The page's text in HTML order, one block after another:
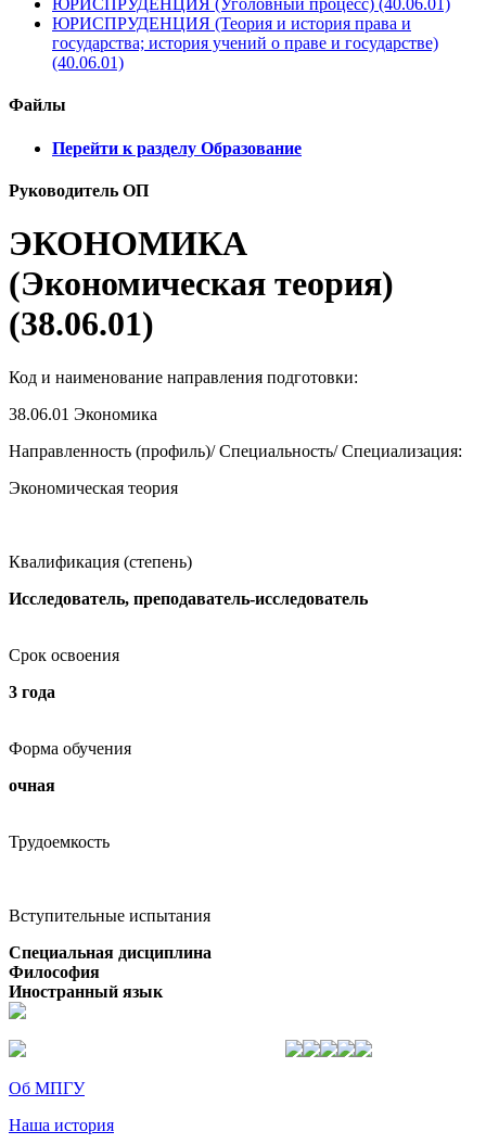
ЮРИСПРУДЕНЦИЯ (Уголовный процесс) (40.06.01)
ЮРИСПРУДЕНЦИЯ (Теория и история права и
государства; история учений о праве и государстве)
(40.06.01)
Файлы
Перейти к разделу Образование
Руководитель ОП
ЭКОНОМИКА
(Экономическая теория)
(38.06.01)
Код и наименование направления подготовки:
38.06.01 Экономика
Направленность (профиль)/ Специальность/ Специализация:
Экономическая теория
Квалификация (степень)
Исследователь, преподаватель-исследователь
Срок освоения
3 года
Форма обучения
очная
Трудоемкость
Вступительные испытания
Специальная дисциплина
Философия
Иностранный язык
Об МПГУ
Наша история